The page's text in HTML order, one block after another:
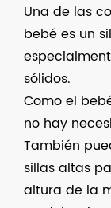
Una de las
bebé es un
sólidos.
Como el
no hay
También
sillas altas
altura de la